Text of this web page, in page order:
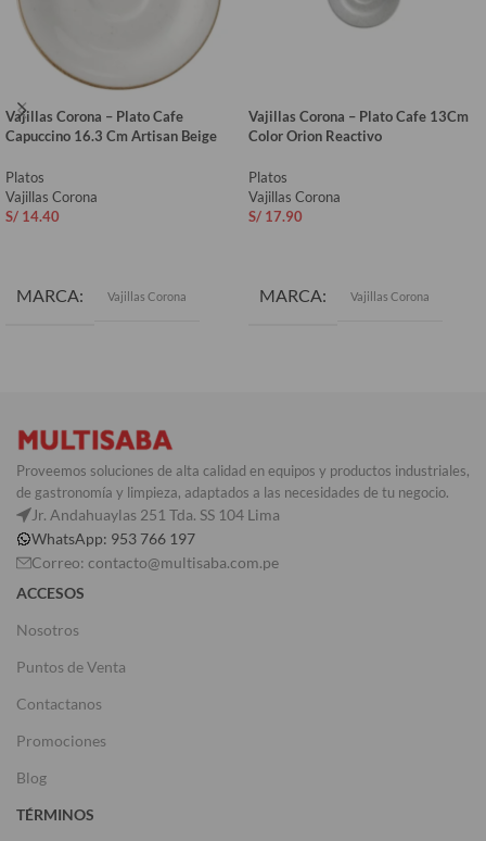
Vajillas Corona – Plato Cafe
Capuccino 16.3 Cm Artisan Beige
Platos
Vajillas Corona
S/ 14.40
MARCA Vajillas Corona
Vajillas Corona – Plato Cafe 13Cm
Color Orion Reactivo
Platos
Vajillas Corona
S/ 17.90
MARCA Vajillas Corona
Proveemos soluciones de alta calidad en equipos y productos industriales,
de gastronomía y limpieza, adaptados a las necesidades de tu negocio.
Jr. Andahuaylas 251 Tda. SS 104 Lima
WhatsApp: 953 766 197
Correo: contacto@multisaba.com.pe
ACCESOS
Nosotros
Puntos de Venta
Contactanos
Promociones
Blog
TÉRMINOS